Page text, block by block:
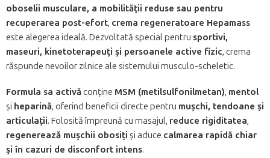
oboselii musculare, a mobilității reduse sau pentru
recuperarea post-efort, crema regeneratoare Hepamass
este alegerea ideală. Dezvoltată special pentru sportivi,
maseuri, kinetoterapeuți și persoanele active fizic, crema
răspunde nevoilor zilnice ale sistemului musculo-scheletic.
Formula sa activăconține MSM (metilsulfonilmetan), mentol
și heparină, oferind beneficii directe pentru mușchi, tendoane și
articulații. Folosită împreună cu masajul, reduce rigiditatea,
regenerează mușchii obosiți și aduce calmarea rapidă chiar
și în cazuri de disconfort intens.